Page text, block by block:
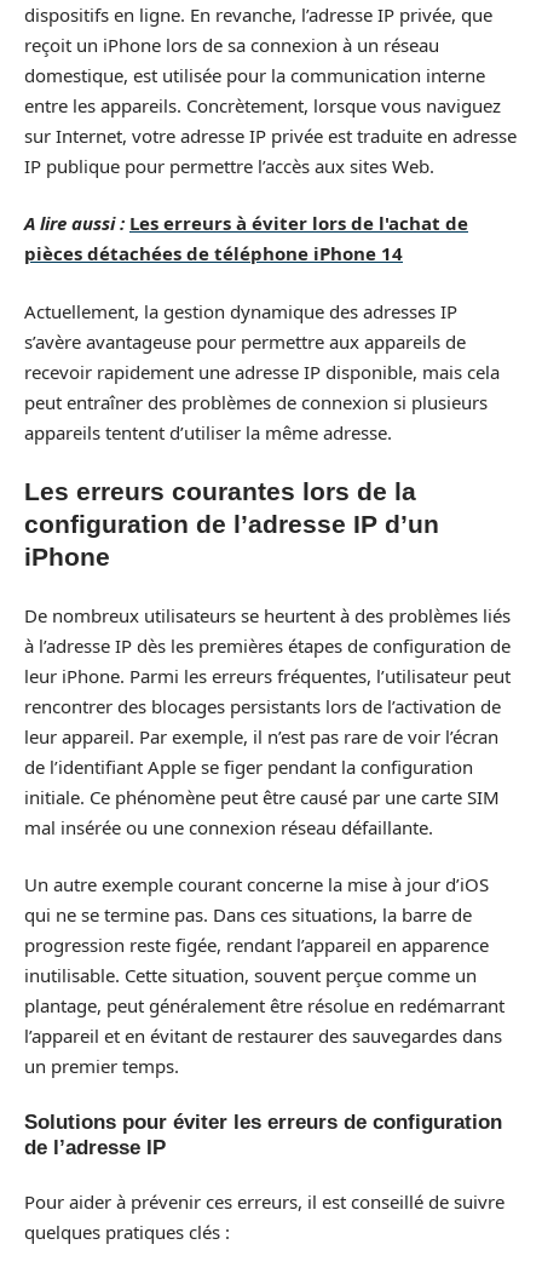
dispositifs en ligne. En revanche, l’adresse IP privée, que
reçoit un iPhone lors de sa connexion à un réseau
domestique, est utilisée pour la communication interne
entre les appareils. Concrètement, lorsque vous naviguez
sur Internet, votre adresse IP privée est traduite en adresse
IP publique pour permettre l’accès aux sites Web.
A lire aussi : Les erreurs à éviter lors de l'achat de
pièces détachées de téléphone iPhone 14
Actuellement, la gestion dynamique des adresses IP
s’avère avantageuse pour permettre aux appareils de
recevoir rapidement une adresse IP disponible, mais cela
peut entraîner des problèmes de connexion si plusieurs
appareils tentent d’utiliser la même adresse.
Les erreurs courantes lors de la
configuration de l’adresse IP d’un
iPhone
De nombreux utilisateurs se heurtent à des problèmes liés
à l’adresse IP dès les premières étapes de configuration de
leur iPhone. Parmi les erreurs fréquentes, l’utilisateur peut
rencontrer des blocages persistants lors de l’activation de
leur appareil. Par exemple, il n’est pas rare de voir l’écran
de l’identifiant Apple se figer pendant la configuration
initiale. Ce phénomène peut être causé par une carte SIM
mal insérée ou une connexion réseau défaillante.
Un autre exemple courant concerne la mise à jour d’iOS
qui ne se termine pas. Dans ces situations, la barre de
progression reste figée, rendant l’appareil en apparence
inutilisable. Cette situation, souvent perçue comme un
plantage, peut généralement être résolue en redémarrant
l’appareil et en évitant de restaurer des sauvegardes dans
un premier temps.
Solutions pour éviter les erreurs de configuration
de l’adresse IP
Pour aider à prévenir ces erreurs, il est conseillé de suivre
quelques pratiques clés :